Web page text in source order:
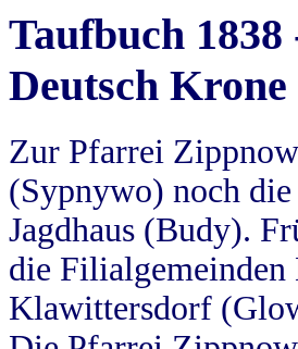
Taufbuch
Deutsch Krone
Zur Pfarrei
(Sypnywo) noch
Jagdhaus (Budy).
die
Klawittersdorf